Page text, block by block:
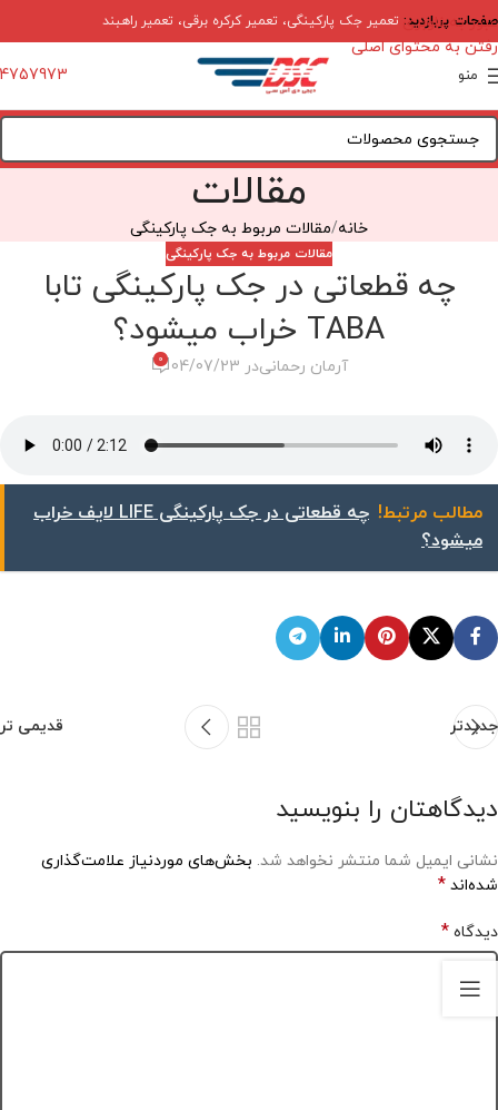
عبور به ناوبری
رفتن به محتوای اصلی
صفحات پربازدید: تعمیر جک پارکینگی، تعمیر کرکره برقی، تعمیر راهبند
منو
مقالات
خانه مقالات مربوط به جک پارکینگی
مقالات مربوط به جک پارکینگی
چه قطعاتی در جک پارکینگی تابا
TABA خراب میشود؟
آرمان رحمانیدر 04/07/23 0
مطالب مرتبط!
چه قطعاتی در جک پارکینگی LIFE لایف خراب
میشود؟
جدیدتر قدیمی تر
دیدگاهتان را بنویسید
نشانی ایمیل شما منتشر نخواهد شد. بخش‌های موردنیاز علامت‌گذاری
شده‌اند *
دیدگاه *